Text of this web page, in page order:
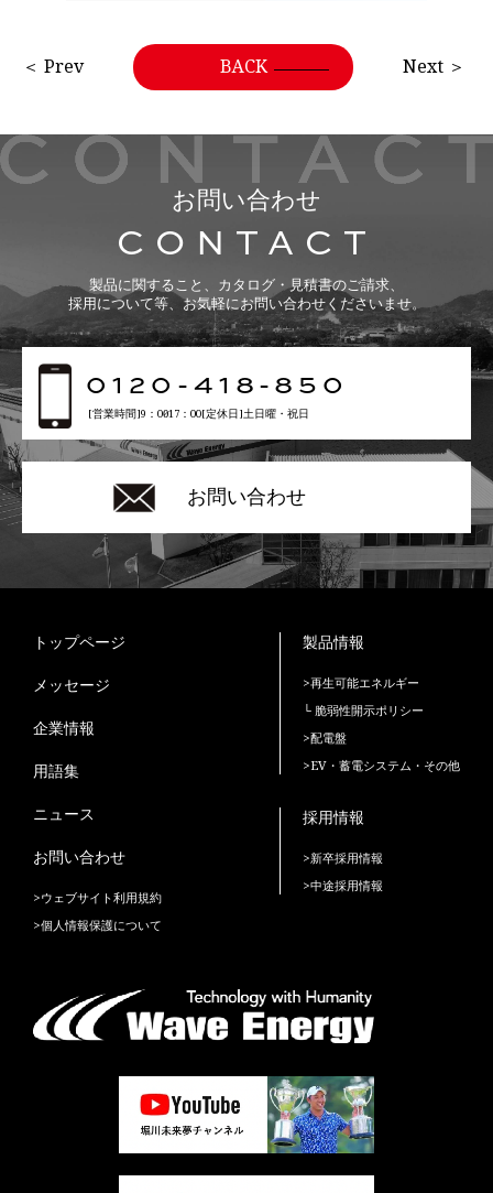
＜ Prev BACK Next ＞
お問い合わせ
CONTACT
製品に関すること、カタログ・見積書のご請求、
採用について等、お気軽にお問い合わせくださいませ。
0120-418-850
[営業時間]9：00〜17：00[定休日]土日曜・祝日
お問い合わせ
トップページ
メッセージ
企業情報
用語集
ニュース
お問い合わせ
>ウェブサイト利用規約
>個人情報保護について
製品情報
>再生可能エネルギー
└ 脆弱性開示ポリシー
>配電盤
>EV・蓄電システム・その他
採用情報
>新卒採用情報
>中途採用情報